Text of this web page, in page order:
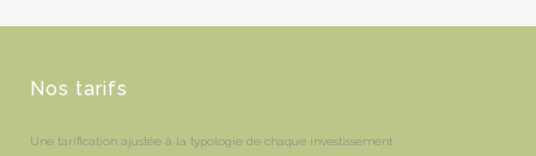
Nos tarifs
Une tarification ajustée à la typologie de chaque investissement